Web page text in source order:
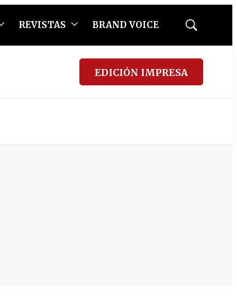
REVISTAS BRAND VOICE
Mostrar
EDICIÓN IMPRESA